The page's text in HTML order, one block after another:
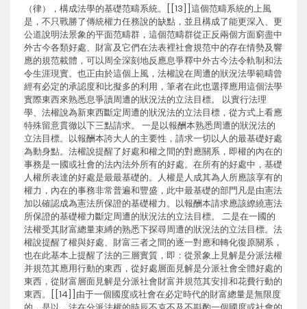
（律），構成法學的基礎范疇系統。[[13]]這個范疇系統的上風
是，不只戰勝了傳統權力任務說的缺點，並且構成了能更深入、更
公道說明法景象的平面范疇群，這個范疇群從正反兩個方面窮盡中
外古今各類好處、財富及它們在法表裡社會規范中的存在情勢及響
應的規范載體，可以周全深刻地反應息爭釋中外古今法令軌制和法
令生涯現實。也正由於這個上風，法權說在周遭的狀況法學範疇曾
經有必定的承認度和比擬多的利用，筆者在此也選擇應用這個法學
實際東西來熟悉息爭讀周遭的狀況法的立法目標。 以實行法理
學、法權說為新東西斷定周遭的狀況法的立法目標，從方式上看應
特殊留意貫徹以下三點請求。 一是以報酬本熟悉周遭的狀況法的
立法目標。以報酬本誇大人的主要性，請求一切以人的最基礎好處
為動身點。法權說提醒了好處和權之間的對應關系，即權的內在的
事務是一國或社會的法內法外所有的好處。在所有的好處中，基礎
人權所表達的好處是最最基礎的。人權是人成其為人所應該享有的
權力，內在的事務非常普遍和豐盛，此中最基礎的部門凡是由憲法
加以確認成為憲法所保證的基礎權力。以報酬本請求應該繚繞憲法
所保證的基礎權力斷定周遭的狀況法的立法目標。 二是在一國的
法權受其財富總量束縛的熟悉下探尋周遭的狀況法的立法目標。法
權說提醒了權與好處、財富三者之間的逐一對應和轉化復原關系，
也在此基本上提醒了法的三層實質，即：從景象上見解是分派法權
并規范其應用行動的東西，從好處層面見解是分派社會全體好處的
東西，從財富層面見解是分派社會財富并規范其安排和花費行動的
東西。[[14]]由于一個國度或社會在必定時代的財富總量是無限度